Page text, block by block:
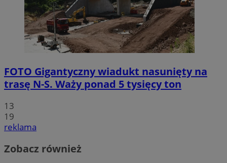
FOTO Gigantyczny wiadukt nasunięty na
trasę N-S. Waży ponad 5 tysięcy ton
13
19
reklama
Zobacz również